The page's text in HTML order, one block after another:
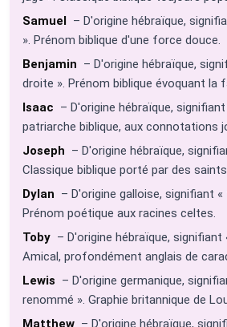
Samuel – D'origine hébraïque,
». Prénom biblique d'une force douce.
Benjamin – D'origine hébraïque,
droite ». Prénom biblique évoquant la
Isaac – D'origine hébraïque,
patriarche biblique, aux connotations
Joseph – D'origine hébraïque,
Classique biblique porté par des
Dylan – D'origine galloise, signifiant «
Prénom poétique aux racines celtes.
Toby – D'origine hébraïque, signifiant
Amical, profondément anglais de
Lewis – D'origine germanique,
renommé ». Graphie britannique de
Matthew – D'origine hébraïque,